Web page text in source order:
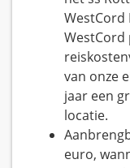
WestCord
van onze
jaar een
locatie.
euro,